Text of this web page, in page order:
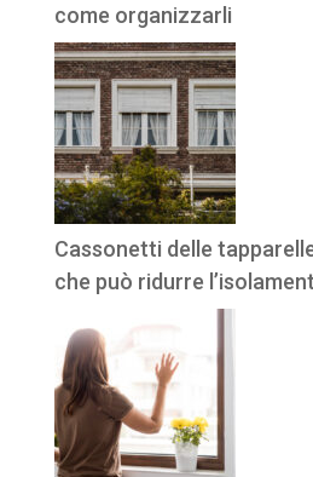
come organizzarli
Cassonetti delle
che può ridurre